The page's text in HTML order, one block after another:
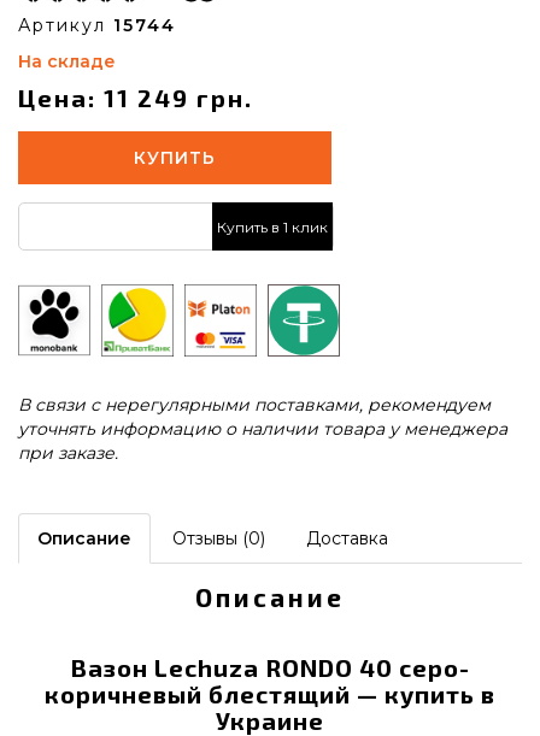
Артикул 15744
На складе
Цена: 11 249 грн.
КУПИТЬ
Купить в 1 клик
В связи с нерегулярными поставками, рекомендуем
уточнять информацию о наличии товара у менеджера
при заказе.
Описание Отзывы (0) Доставка
Описание
Вазон Lechuza RONDO 40 серо-
коричневый блестящий — купить в
Украине